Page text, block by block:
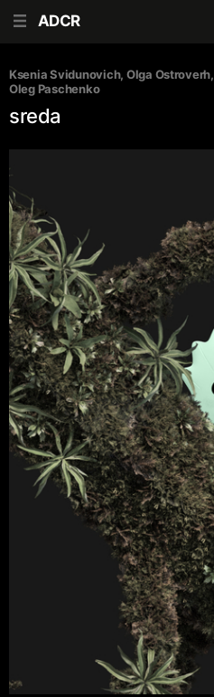
ADCR
Ksenia Svidunovich, Olga Ostroverh,
Oleg Paschenko
sreda